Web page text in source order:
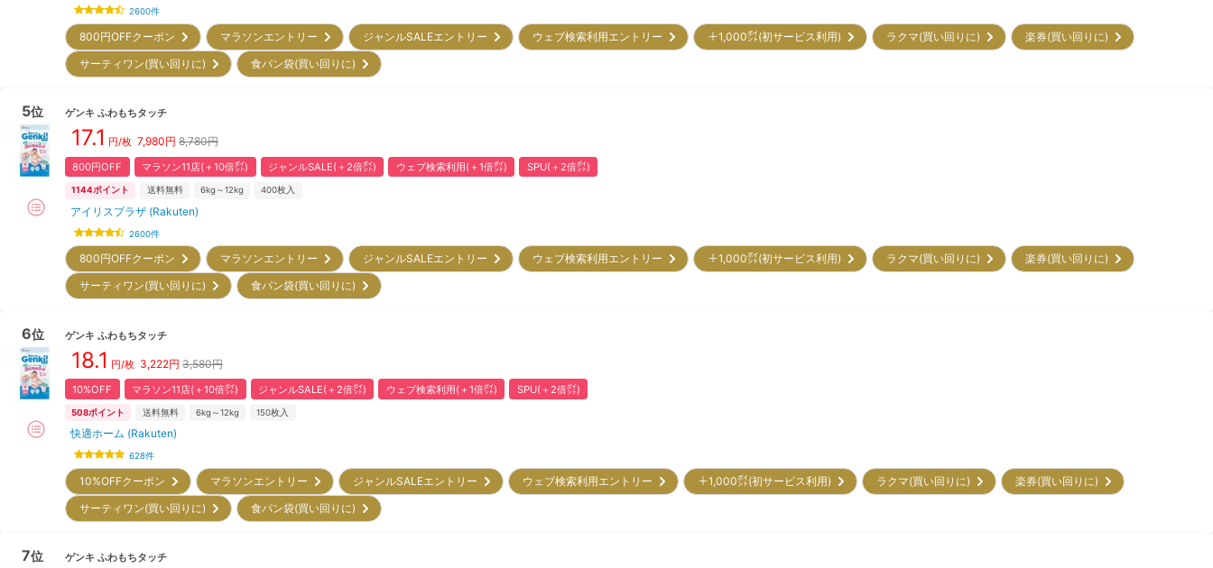
2600件
800円OFFクーポン マラソンエントリー ジャンルSALEエントリー ウェブ検索利用エントリー ＋1,000㌽(初サービス利用) ラクマ(買い回りに)
楽券(買い回りに)
サーティワン(買い回りに)
食パン袋(買い回りに)
5位 ゲンキ ふわもちタッチ
17.1 円/枚 7,980円 8,780円
800円OFF マラソン11店(＋10倍㌽) ジャンルSALE(＋2倍㌽) ウェブ検索利用(＋1倍㌽) SPU(＋2倍㌽)
1144ポイント 送料無料 6kg～12kg 400枚入
アイリスプラザ (Rakuten)
2600件
800円OFFクーポン マラソンエントリー ジャンルSALEエントリー ウェブ検索利用エントリー ＋1,000㌽(初サービス利用) ラクマ(買い回りに)
楽券(買い回りに)
サーティワン(買い回りに)
食パン袋(買い回りに)
6位 ゲンキ ふわもちタッチ
18.1 円/枚 3,222円 3,580円
10%OFF マラソン11店(＋10倍㌽) ジャンルSALE(＋2倍㌽) ウェブ検索利用(＋1倍㌽) SPU(＋2倍㌽)
508ポイント 送料無料 6kg～12kg 150枚入
快適ホーム (Rakuten)
628件
10%OFFクーポン マラソンエントリー ジャンルSALEエントリー ウェブ検索利用エントリー ＋1,000㌽(初サービス利用) ラクマ(買い回りに)
楽券(買い回りに)
サーティワン(買い回りに)
食パン袋(買い回りに)
7位 ゲンキ ふわもちタッチ